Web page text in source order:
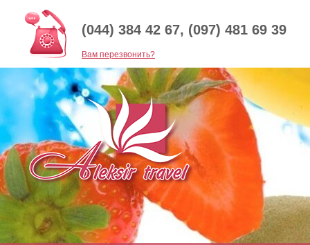
(044) 384 42 67, (097) 481 69 39
Baм перезвонить?